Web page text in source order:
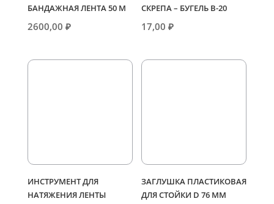
БАНДАЖНАЯ ЛЕНТА 50 М
2600,00 ₽
СКРЕПА – БУГЕЛЬ В-20
17,00₽
ИНСТРУМЕНТ ДЛЯ
НАТЯЖЕНИЯ ЛЕНТЫ
ЗАГЛУШКА ПЛАСТИКОВАЯ
ДЛЯ СТОЙКИ D 76 ММ